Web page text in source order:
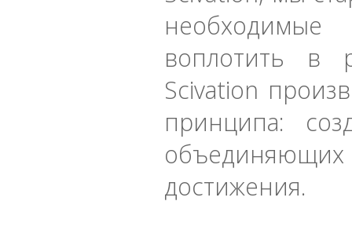
воплотить в
Scivation
принципа:
достижения.